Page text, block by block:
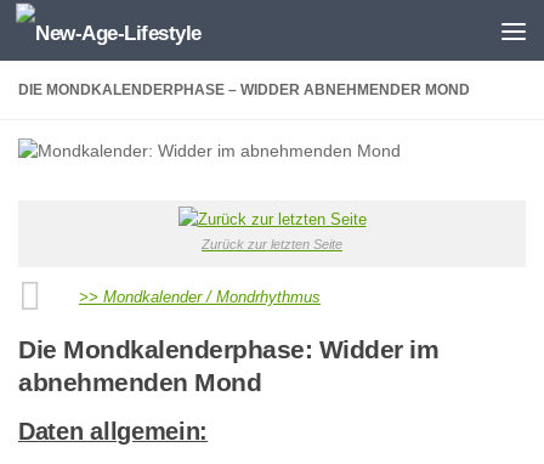
Zum Inhalt springen
DIE MONDKALENDERPHASE – WIDDER ABNEHMENDER MOND
Zurück zur letzten Seite
>> Mondkalender / Mondrhythmus
Die Mondkalenderphase: Widder im
abnehmenden Mond
Daten allgemein: